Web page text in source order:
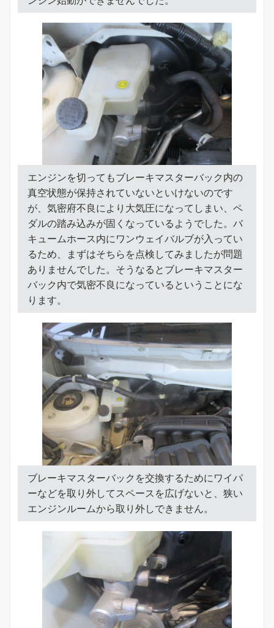
エンジンを切ってもブレーキマスターバック内の
真空状態が保持されていないといけないのです
が、気密府不良により大気圧になってしまい、ペ
ダルの踏み込みが固くなっているようでした。バ
キュームホース内にワンウェイバルブが入ってい
るため、まずはそちらを点検してみましたが問題
ありませんでした。そうなるとブレーキマスター
バック内で気密不良になっているということにな
ります。
ブレーキマスターバックを交換するためにワイパ
ーなどを取り外してスペースを広げないと、狭い
エンジンルームから取り外しできません。